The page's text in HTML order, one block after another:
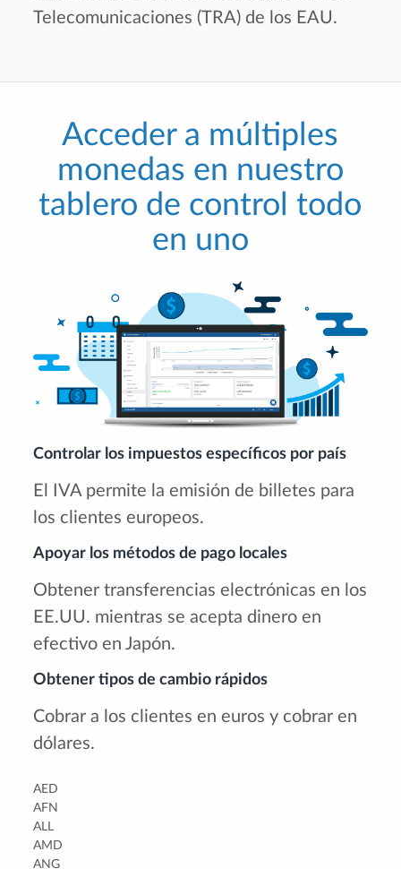
Telecomunicaciones (TRA) de los EAU.
Acceder a múltiples
monedas en nuestro
tablero de control todo
en uno
Controlar los impuestos específicos por país
El IVA permite la emisión de billetes para
los clientes europeos.
Apoyar los métodos de pago locales
Obtener transferencias electrónicas en los
EE.UU. mientras se acepta dinero en
efectivo en Japón.
Obtener tipos de cambio rápidos
Cobrar a los clientes en euros y cobrar en
dólares.
AED
AFN
ALL
AMD
ANG